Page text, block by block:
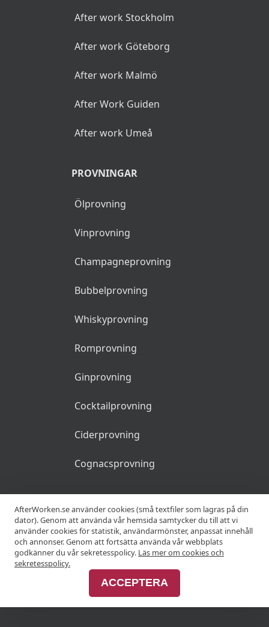
After work Stockholm
After work Göteborg
After work Malmö
After Work Guiden
After work Umeå
PROVNINGAR
Ölprovning
Vinprovning
Champagneprovning
Bubbelprovning
Whiskyprovning
Romprovning
Ginprovning
Cocktailprovning
Ciderprovning
Cognacsprovning
KRÖGARE
Anslut din restaurang
ANNONSERA
AfterWorken.se använder cookies (små textfiler som lagras på din
dator). Genom att använda vår hemsida samtycker du till att vi
använder cookies för statistik, användarmönster, anpassat innehåll
och annonser. Genom att fortsätta använda vår webbplats
godkänner du vår sekretesspolicy. Läs mer om cookies och
sekretesspolicy.
ACCEPTERA